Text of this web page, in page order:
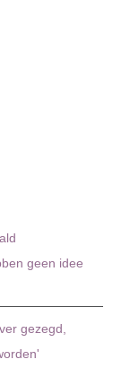
geen idee
gezegd,